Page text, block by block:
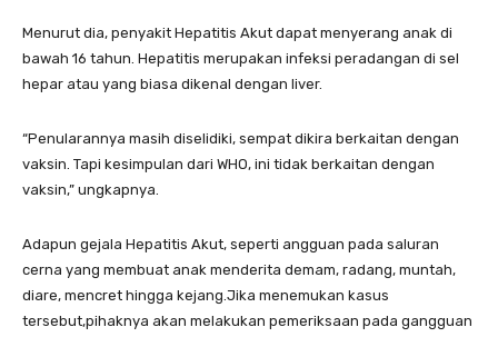
Menurut dia, penyakit Hepatitis Akut dapat menyerang anak di
bawah 16 tahun. Hepatitis merupakan infeksi peradangan di sel
hepar atau yang biasa dikenal dengan liver.
“Penularannya masih diselidiki, sempat dikira berkaitan dengan
vaksin. Tapi kesimpulan dari WHO, ini tidak berkaitan dengan
vaksin,” ungkapnya.
Adapun gejala Hepatitis Akut, seperti angguan pada saluran
cerna yang membuat anak menderita demam, radang, muntah,
diare, mencret hingga kejang.Jika menemukan kasus
tersebut,pihaknya akan melakukan pemeriksaan pada gangguan